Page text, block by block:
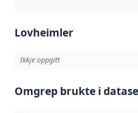
Lovheimler
Ikkje oppgitt
Omgrep brukte i